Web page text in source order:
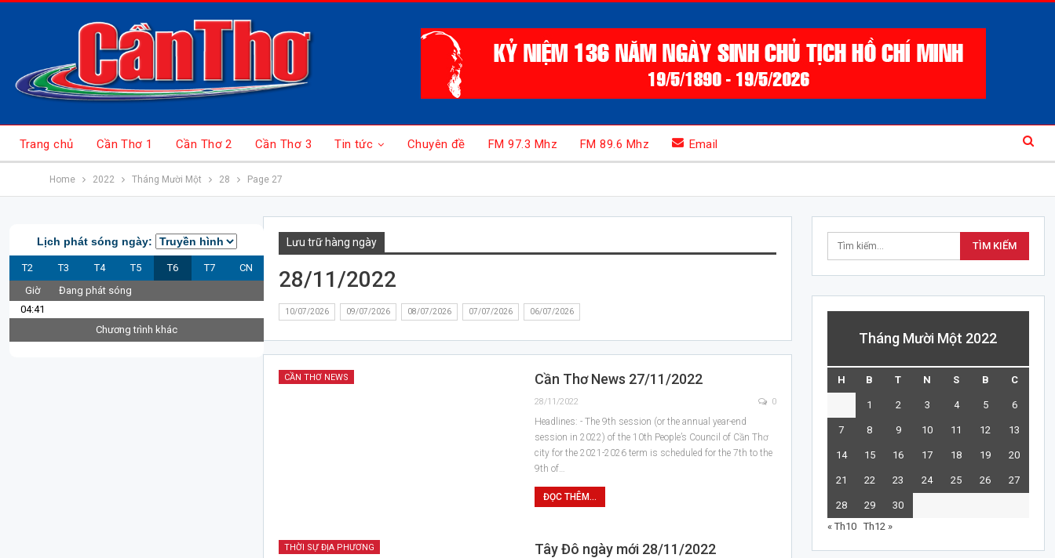
Trang chủ Cần Thơ 1 Cần Thơ 2 Cần Thơ 3 Tin tức Chuyên đề FM 97.3 Mhz FM 89.6 Mhz Email
Home 2022 Tháng Mười Một 28 Page 27
Lưu trữ hàng ngày
28/11/2022
10/07/2026 09/07/2026 08/07/2026 07/07/2026 06/07/2026
CẦN THƠ NEWS Cần Thơ News 27/11/2022
28/11/2022 0
Headlines: - The 9th session (or the annual year-end
session in 2022) of the 10th People’s Council of Cần Thơ
city for the 2021-2026 term is scheduled for the 7th to the
9th of…
ĐỌC THÊM...
THỜI SỰ ĐỊA PHƯƠNG Tây Đô ngày mới 28/11/2022
Tháng Mười Một 2022
H B T N S B C
1 2 3 4 5 6
7 8 9 10 11 12 13
14 15 16 17 18 19 20
21 22 23 24 25 26 27
28 29
30
« Th10 Th12 »
Lịch phát sóng ngày:
T2 T3 T4 T5 T6 T7
CN
Giờ
Đang phát sóng
04:41
Chương trình khác